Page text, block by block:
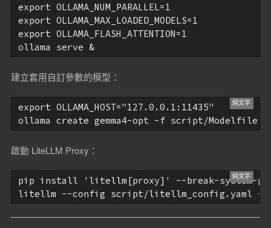
export OLLAMA_NUM_PARALLEL=1
export OLLAMA_MAX_LOADED_MODELS=1
export OLLAMA_FLASH_ATTENTION=1
ollama serve &
建立套用自訂參數的模型：
export OLLAMA_HOST="127.0.0.1:11435"
啟動 LiteLLM Proxy：
pip install 'litellm[proxy]' --break-system-